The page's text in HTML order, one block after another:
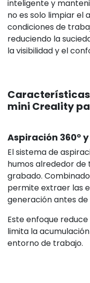
inteligente y
no es solo limpiar el
condiciones de
reduciendo la
la visibilidad y el
Características
mini Creality
Aspiración 360°
El sistema de
humos alrededor
grabado.
permite extraer las
generación antes de
Este enfoque
limita la
entorno de trabajo.